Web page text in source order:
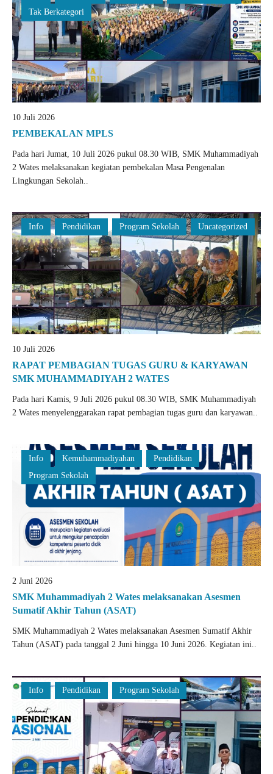
Tak Berkategori
10 Juli 2026
PEMBEKALAN MPLS
Pada hari Jumat, 10 Juli 2026 pukul 08.30 WIB, SMK Muhammadiyah
2 Wates melaksanakan kegiatan pembekalan Masa Pengenalan
Lingkungan Sekolah..
Info Pendidikan Program Sekolah Uncategorized
10 Juli 2026
RAPAT PEMBAGIAN TUGAS GURU & KARYAWAN
SMK MUHAMMADIYAH 2 WATES
Pada hari Kamis, 9 Juli 2026 pukul 08.30 WIB, SMK Muhammadiyah
2 Wates menyelenggarakan rapat pembagian tugas guru dan karyawan..
Info Kemuhammadiyahan
Pendidikan
Program Sekolah
2 Juni 2026
SMK Muhammadiyah 2 Wates melaksanakan Asesmen
Sumatif Akhir Tahun (ASAT)
SMK Muhammadiyah 2 Wates melaksanakan Asesmen Sumatif Akhir
Tahun (ASAT) pada tanggal 2 Juni hingga 10 Juni 2026. Kegiatan ini..
Info Pendidikan Program Sekolah